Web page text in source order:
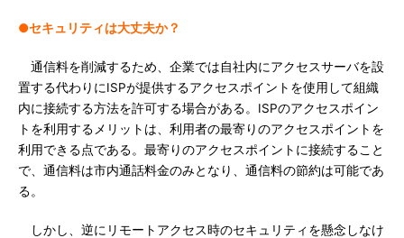
●セキュリティは大丈夫か？
通信料を削減するため、企業では自社内にアクセスサーバを設
置する代わりにISPが提供するアクセスポイントを使用して組織
内に接続する方法を許可する場合がある。ISPのアクセスポイン
トを利用するメリットは、利用者の最寄りのアクセスポイントを
利用できる点である。最寄りのアクセスポイントに接続すること
で、通信料は市内通話料金のみとなり、通信料の節約は可能であ
る。
しかし、逆にリモートアクセス時のセキュリティを懸念しなけ